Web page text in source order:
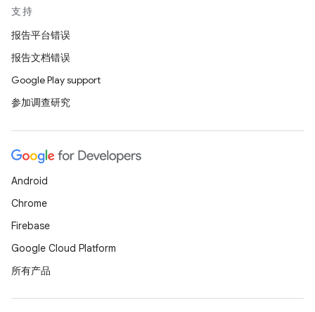
支持
报告平台错误
报告文档错误
Google Play support
参加调查研究
Android
Chrome
Firebase
Google Cloud Platform
所有产品